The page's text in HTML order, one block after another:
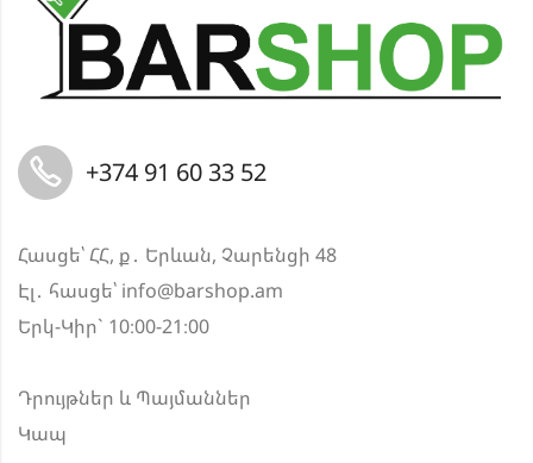
+374 91 60 33 52
Հասցե՝ ՀՀ, ք․ Երևան, Չարենցի 48
Էլ․ հասցե՝ info@barshop.am
Երկ-Կիր` 10։00-21։00
Դրույթներ և Պայմաններ
Կապ